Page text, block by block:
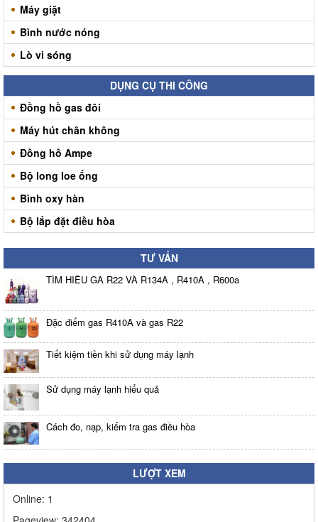
Máy giặt
Bình nước nóng
Lò vi sóng
DỤNG CỤ THI CÔNG
Đồng hồ gas đôi
Máy hút chân không
Đồng hồ Ampe
Bộ long loe ống
Bình oxy hàn
Bộ lắp đặt điều hòa
TƯ VẤN
TÌM HIỂU GA R22 VÀ R134A , R410A , R600a
Đặc điểm gas R410A và gas R22
Tiết kiệm tiền khi sử dụng máy lạnh
Sử dụng máy lạnh hiểu quả
Cách đo, nạp, kiểm tra gas điều hòa
LƯỢT XEM
Online: 1